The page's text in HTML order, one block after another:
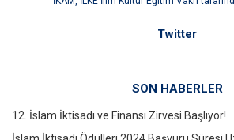
Twitter
SON HABERLER
12. İslam İktisadı ve Finansı Zirvesi Başlıyor!